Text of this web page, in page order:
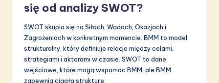
się od analizy SWOT?
SWOT skupia się na Siłach, Wadach, Okazjach i
Zagrożeniach w konkretnym momencie. BMM to model
strukturalny, który definiuje relacje między celami,
strategiami i aktorami w czasie. SWOT to dane
wejściowe, które mogą wspomóc BMM, ale BMM
zapewnia ciągłą strukturę.